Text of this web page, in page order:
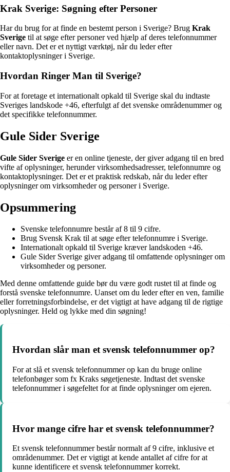
Krak Sverige: Søgning efter Personer
Har du brug for at finde en bestemt person i Sverige? Brug Krak
Sverige til at søge efter personer ved hjælp af deres telefonnummer
eller navn. Det er et nyttigt værktøj, når du leder efter
kontaktoplysninger i Sverige.
Hvordan Ringer Man til Sverige?
For at foretage et internationalt opkald til Sverige skal du indtaste
Sveriges landskode +46, efterfulgt af det svenske områdenummer og
det specifikke telefonnummer.
Gule Sider Sverige
Gule Sider Sverige er en online tjeneste, der giver adgang til en bred
vifte af oplysninger, herunder virksomhedsadresser, telefonnumre og
kontaktoplysninger. Det er et praktisk redskab, når du leder efter
oplysninger om virksomheder og personer i Sverige.
Opsummering
Svenske telefonnumre består af 8 til 9 cifre.
Brug Svensk Krak til at søge efter telefonnumre i Sverige.
Internationalt opkald til Sverige kræver landskoden +46.
Gule Sider Sverige giver adgang til omfattende oplysninger om
virksomheder og personer.
Med denne omfattende guide bør du være godt rustet til at finde og
forstå svenske telefonnumre. Uanset om du leder efter en ven, familie
eller forretningsforbindelse, er det vigtigt at have adgang til de rigtige
oplysninger. Held og lykke med din søgning!
Hvordan slår man et svensk telefonnummer op?
For at slå et svensk telefonnummer op kan du bruge online
telefonbøger som fx Kraks søgetjeneste. Indtast det svenske
telefonnummer i søgefeltet for at finde oplysninger om ejeren.
Hvor mange cifre har et svensk telefonnummer?
Et svensk telefonnummer består normalt af 9 cifre, inklusive et
områdenummer. Det er vigtigt at kende antallet af cifre for at
kunne identificere et svensk telefonnummer korrekt.